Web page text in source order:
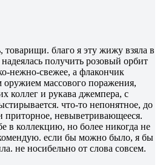
товарищи. благо я эту жижу взяла в
получить розовый орбит
нежно-свежее, а флакончик
оружием массового поражения,
коллег и рукава джемпера, с
что-то непонятное, до
невыветривающееся.
в коллекцию, но более никогда не
если бы можно было, я бы
не носибельно от слова совсем.